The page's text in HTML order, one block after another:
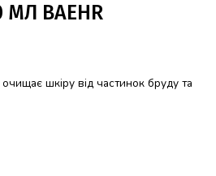
BAEHR
шкіру від частинок бруду та